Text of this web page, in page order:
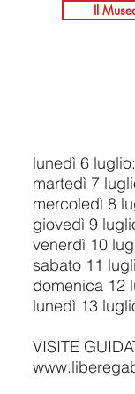
Il
lunedì 6
martedì 7
mercoledì 8
giovedì 9
venerdì 10
sabato 11
domenica 12
lunedì 13
VISITE